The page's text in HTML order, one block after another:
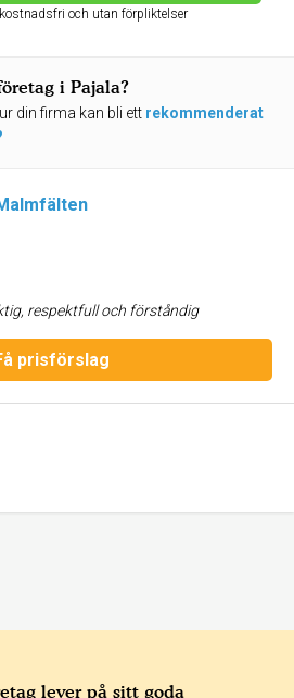
och utan förpliktelser
i Pajala?
din firma kan bli ett rekommenderat
respektfull och förståndig
prisförslag
lever på sitt goda